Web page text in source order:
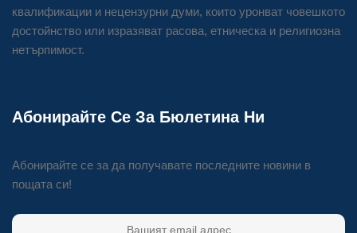
квалификации и нецензурни думи, които уронват човешкото
достойнство или изразяват расова, етническа и религиозна
нетърпимост.
Абонирайте Се За Бюлетина Ни
Абонирайте се за да получавате последните новини в
пощата си!